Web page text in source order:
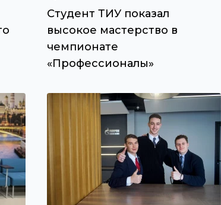
Студент ТИУ показал
высокое мастерство в
чемпионате
«Профессионалы»